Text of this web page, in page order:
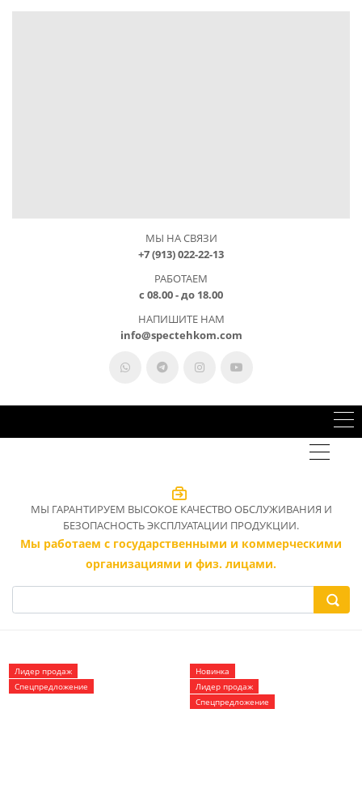
МЫ НА СВЯЗИ
+7 (913) 022-22-13
РАБОТАЕМ
с 08.00 - до 18.00
НАПИШИТЕ НАМ
info@spectehkom.com
МЫ ГАРАНТИРУЕМ ВЫСОКОЕ КАЧЕСТВО ОБСЛУЖИВАНИЯ И
БЕЗОПАСНОСТЬ ЭКСПЛУАТАЦИИ ПРОДУКЦИИ.
Мы работаем с государственными и коммерческими
организациями и физ. лицами.
Лидер продаж
Спецпредложение
Новинка
Лидер продаж
Спецпредложение